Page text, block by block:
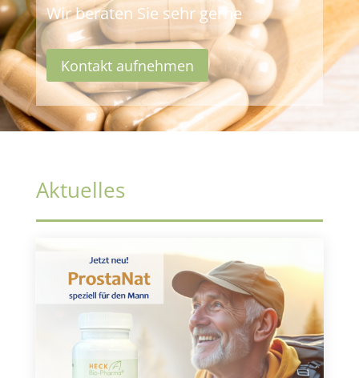
Wir beraten Sie sehr gerne
Kontakt aufnehmen
Aktuelles